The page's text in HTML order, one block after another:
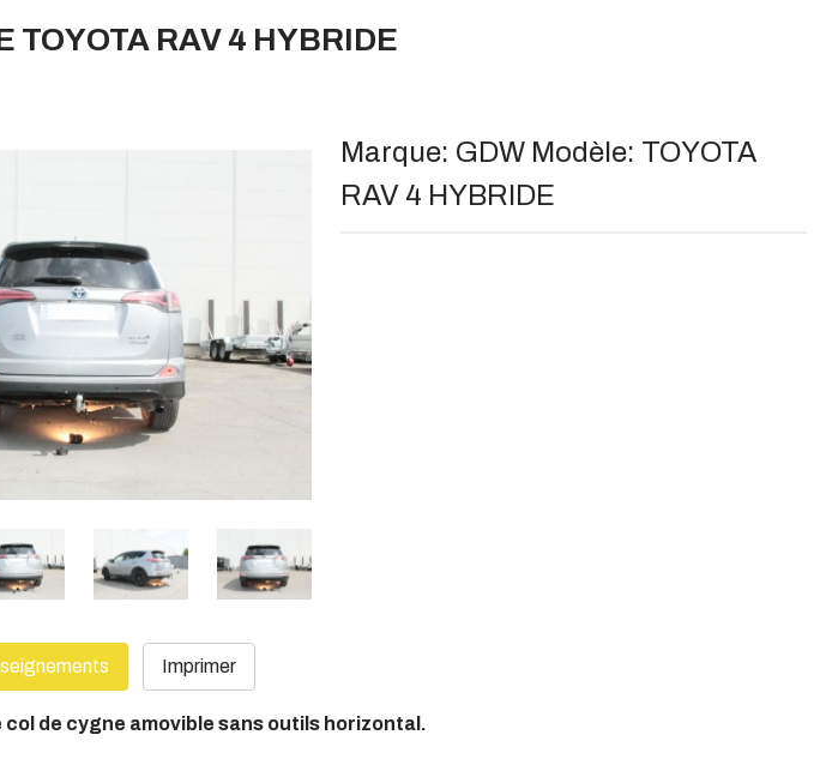
TOYOTA RAV 4 HYBRIDE
Marque: GDW Modèle: TOYOTA
RAV 4 HYBRIDE
Imprimer
de cygne amovible sans outils horizontal.